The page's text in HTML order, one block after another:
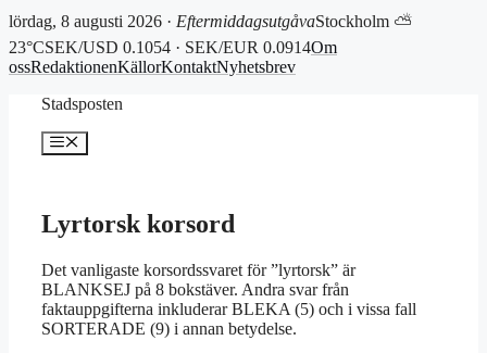
lördag, 8 augusti 2026 · EftermiddagsutgåvaStockholm ⛅
23°CSEK/USD 0.1054 · SEK/EUR 0.0914Om
ossRedaktionenKällorKontaktNyhetsbrev
Stadsposten
Meny
Lyrtorsk korsord
Det vanligaste korsordssvaret för ”lyrtorsk” är
BLANKSEJ på 8 bokstäver. Andra svar från
faktauppgifterna inkluderar BLEKA (5) och i vissa fall
SORTERADE (9) i annan betydelse.